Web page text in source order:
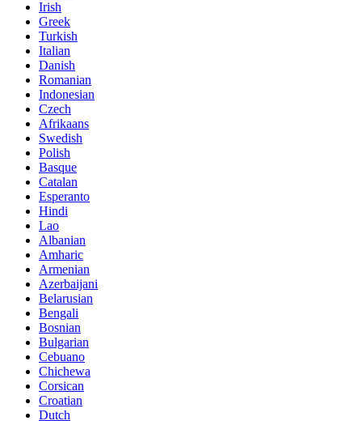
Irish
Greek
Turkish
Italian
Danish
Romanian
Indonesian
Czech
Afrikaans
Swedish
Polish
Basque
Catalan
Esperanto
Hindi
Lao
Albanian
Amharic
Armenian
Azerbaijani
Belarusian
Bengali
Bosnian
Bulgarian
Cebuano
Chichewa
Corsican
Croatian
Dutch